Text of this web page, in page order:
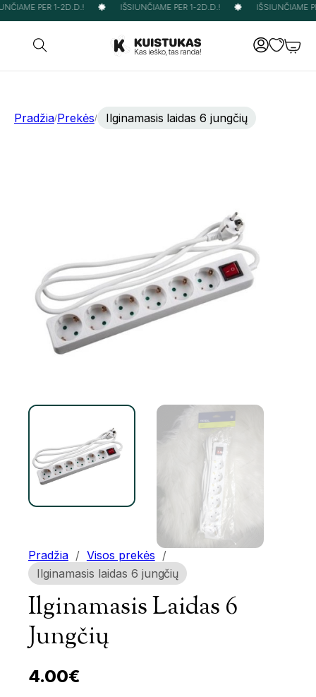
PER 1-2D.D.! IŠSIUNČIAME PER 1-2D.D.! IŠSIUNČIAME
Pradžia/Prekės/ Ilginamasis laidas 6 jungčių
Pradžia / Visos prekės /
Ilginamasis laidas 6 jungčių
Ilginamasis Laidas 6
Jungčių
4.00€